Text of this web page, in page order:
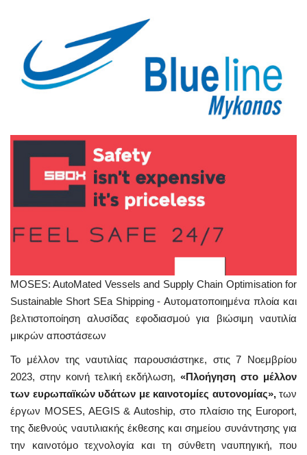
MOSES: AutoMated Vessels and Supply Chain Optimisation for
Sustainable Short SEa Shipping - Αυτοματοποιημένα πλοία και
βελτιστοποίηση αλυσίδας εφοδιασμού για βιώσιμη ναυτιλία
μικρών αποστάσεων
Το μέλλον της ναυτιλίας παρουσιάστηκε, στις 7 Νοεμβρίου
2023, στην κοινή τελική εκδήλωση,«Πλοήγηση στο μέλλον
των ευρωπαϊκών υδάτων με καινοτομίες αυτονομίας», των
έργων MOSES, AEGIS & Autoship, στο πλαίσιο της Europort,
της διεθνούς ναυτιλιακής έκθεσης και σημείου συνάντησης για
την καινοτόμο τεχνολογία και τη σύνθετη ναυπηγική, που